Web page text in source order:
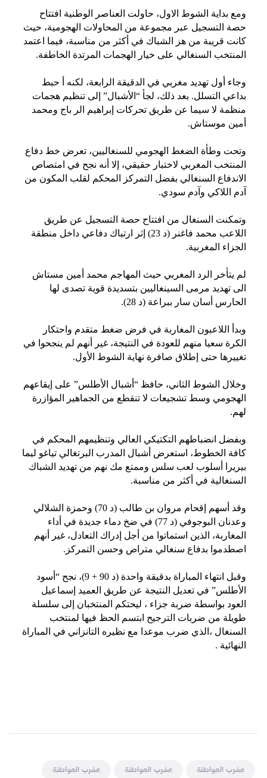
ومع بداية الشوط الاول، حاولت العناصر الوطنية افتتاح
حصة التسجيل عبر مجموعة من المحاولات الهجومية، حيث
كانت قريبة من هز الشباك في أكثر من مناسبة، فيما اعتمد
المنتخب السنغالي على خيار الهجمات المرتدة الخاطفة.
وجاء أول تهديد مغربي في الدقيقة الرابعة، لكنه أ حبط
بداعي التسلل. بعد ذلك، لجأ “الأشبال” إلى تنظيم هجمات
منظمة لا سيما عن طريق تحركات إبراهيم الر باج ومحمد
أمين موستاش.
وتحت وطأة الضغط الهجومي للسنغاليين، تعرض خط دفاع
المنتخب المغربي لاختبار حقيقي، إلا أنه نجح في امتصاص
الاندفاع السنغالي بفضل التمركز المحكم لقلب المكون من
آدم اللاكي وآدم سودي.
وتمكنت السنغال من افتتاح حصة التسجيل عن طريق
اللاعب محمد فاغنر (د 23) إثر ارتباك دفاعي داخل منطقة
الجزاء المغربية.
لم يتأخر الرد المغربي حيث المهاجم محمد أمين مستاش
الى تهديد مرمى السينغاليين بتسديدة قوية تصدى لها
الحارس أسان سار ببراعة (د 28).
وبدأ اللاعبون المغاربة في فرض ضغط متقدم واحتكار
الكرة سعيا منهم للعودة في النتيجة، غير أنهم لم ينجحوا في
تغييرها حتى إطلاق صافرة نهاية الشوط الأول.
وخلال الشوط الثاني، حافظ “أشبال الأطلس” على إيقاعهم
الهجومي وسط تشجيعات لا تنقطع من الجماهير المؤازرة
لهم.
وبفضل انضباطهم التكتيكي العالي وتنظيمهم المحكم في
كافة الخطوط، استعرض أشبال المدرب البرتغالي تياغو ليما
بيريرا أسلوب لعب سلس وممتع مك نهم من تهديد الشباك
السنغالية في أكثر من مناسبة.
وقد أسهم إقحام مروان بن طالب (د 70) وحمزة الشلالي
وعدنان البوجوفي (د 77) في ضخ دماء جديدة في أداء
المغاربة، الذين استماتوا من أجل إدراك التعادل، غير أنهم
اصطدموا بدفاع سنغالي متراص وحسن التمركز.
وقبل انتهاء المباراة بدقيقة واحدة (د 90 + 9)، نجح “أسود
الأطلس” في تعديل النتيجة عن طريق العميد إسماعيل
العود بواسطة ضربة جزاء ، ليحتكم المنتخبان إلى سلسلة
طويلة من ضربات الترجيح ابتسم الحظ فيها لمنتخب
السنغال ،الذي ضرب موعدا مع نظيره التانزاني في المباراة
النهائية .
مغرب المواطنة مغرب المواطنة
مغرب المواطنة